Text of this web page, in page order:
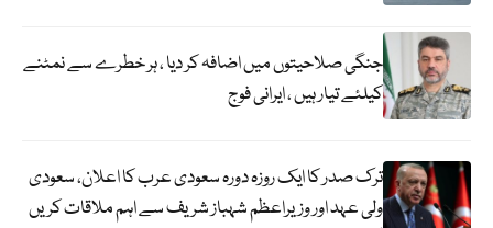
جنگی صلاحیتوں میں اضافہ کر دیا ، ہر خطرے سے نمٹنے
کیلئے تیار ہیں ، ایرانی فوج
ترک صدر کا ایک روزہ دورہ سعودی عرب کا اعلان، سعودی
ولی عہد اور وزیراعظم شہباز شریف سے اہم ملاقات کریں